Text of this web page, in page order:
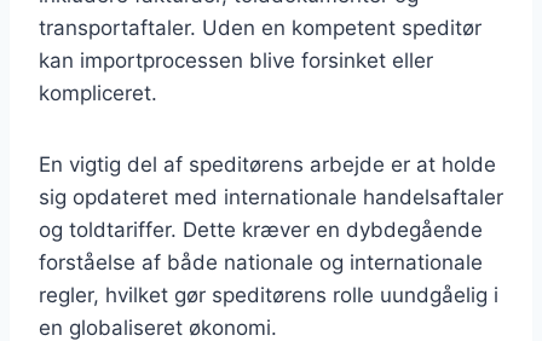
transportaftaler. Uden en kompetent speditør
kan importprocessen blive forsinket eller
kompliceret.
En vigtig del af speditørens arbejde er at holde
sig opdateret med internationale handelsaftaler
og toldtariffer. Dette kræver en dybdegående
forståelse af både nationale og internationale
regler, hvilket gør speditørens rolle uundgåelig i
en globaliseret økonomi.